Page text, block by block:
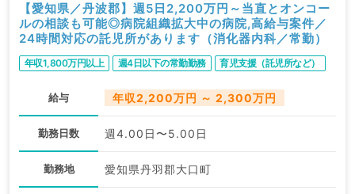
【愛知県／丹波郡】週5日2,200万円～当直とオンコー
ルの相談も可能◎病院組織拡大中の病院,高給与案件／
24時間対応の託児所があります（消化器内科／常勤）
年収1,800万円以上 週4日以下の常勤勤務 育児支援（託児所など）
給与 年収2,200万円 ～ 2,300万円
勤務日数 週4.00日〜5.00日
勤務地 愛知県丹羽郡大口町